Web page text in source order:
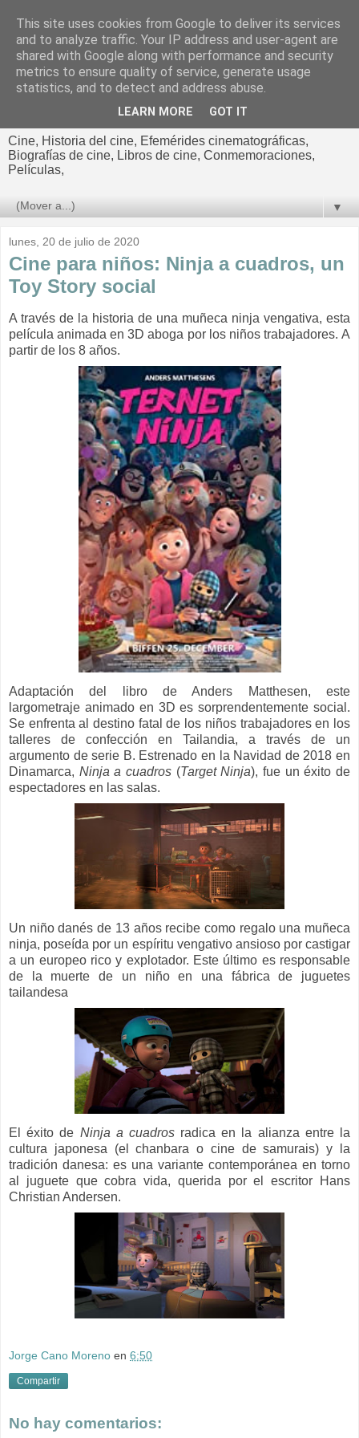
El cultural
cinematográfico de Jorge
Cine, Historia del cine, Efemérides cinematográficas,
Biografías de cine, Libros de cine, Conmemoraciones,
Películas,
▼
lunes, 20 de julio de 2020
Cine para niños: Ninja a cuadros, un
Toy Story social
A través de la historia de una muñeca ninja vengativa, esta
película animada en 3D aboga por los niños trabajadores. A
partir de los 8 años.
Adaptación del libro de Anders Matthesen, este
largometraje animado en 3D es sorprendentemente social.
Se enfrenta al destino fatal de los niños trabajadores en los
talleres de confección en Tailandia, a través de un
argumento de serie B. Estrenado en la Navidad de 2018 en
Dinamarca, Ninja a cuadros (Target Ninja), fue un éxito de
espectadores en las salas.
Un niño danés de 13 años recibe como regalo una muñeca
ninja, poseída por un espíritu vengativo ansioso por castigar
a un europeo rico y explotador. Este último es responsable
de la muerte de un niño en una fábrica de juguetes
tailandesa
El éxito de Ninja a cuadros radica en la alianza entre la
cultura japonesa (el chanbara o cine de samurais) y la
tradición danesa: es una variante contemporánea en torno
al juguete que cobra vida, querida por el escritor Hans
Christian Andersen.
Jorge Cano Moreno en 6:50
Compartir
No hay comentarios:
This site uses cookies from Google to deliver its services
and to analyze traffic. Your IP address and user-agent are
shared with Google along with performance and security
metrics to ensure quality of service, generate usage
statistics, and to detect and address abuse.
LEARN MORE GOT IT